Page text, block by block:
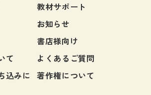
について
教材サポート
お知らせ
書店様向け
て
よくあるご質問
込みに
著作権について